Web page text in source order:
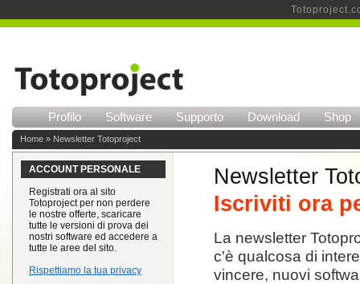
Profilo Software Supporto Download Shop
Home » Newsletter Totoproject
ACCOUNT PERSONALE
Registrati ora al sito
Totoproject per non perdere
le nostre offerte, scaricare
tutte le versioni di prova dei
nostri software ed accedere a
tutte le aree del sito.
Rispettiamo la tua privacy
Newsletter
Iscriviti ora
La newsletter
c'è qualcosa di
vincere, nuovi